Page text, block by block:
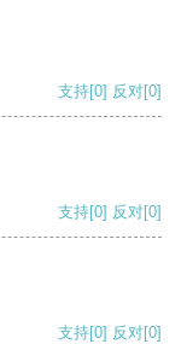
支持[0] 反对[0]
支持[0] 反对[0]
支持[0] 反对[0]